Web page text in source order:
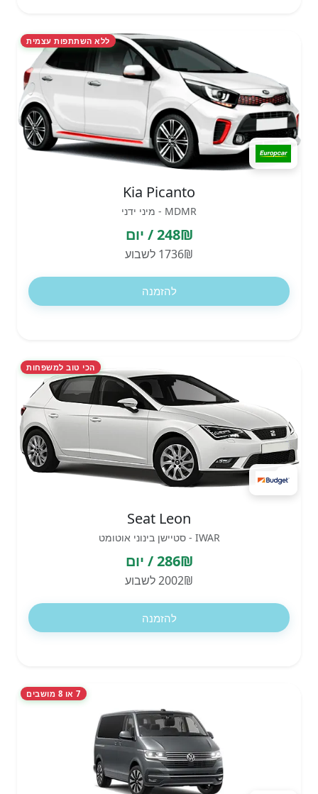
ללא השתתפות עצמית
Kia Picanto
MDMR - מיני ידני
248₪ / יום
1736₪ לשבוע
להזמנה
הכי טוב למשפחות
Seat Leon
IWAR - סטיישן בינוני אוטומט
286₪ / יום
2002₪ לשבוע
להזמנה
7 או 8 מושבים